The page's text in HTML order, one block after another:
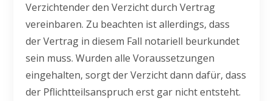
Verzichtender den Verzicht durch Vertrag
vereinbaren. Zu beachten ist allerdings, dass
der Vertrag in diesem Fall notariell beurkundet
sein muss. Wurden alle Voraussetzungen
eingehalten, sorgt der Verzicht dann dafür, dass
der Pflichtteilsanspruch erst gar nicht entsteht.